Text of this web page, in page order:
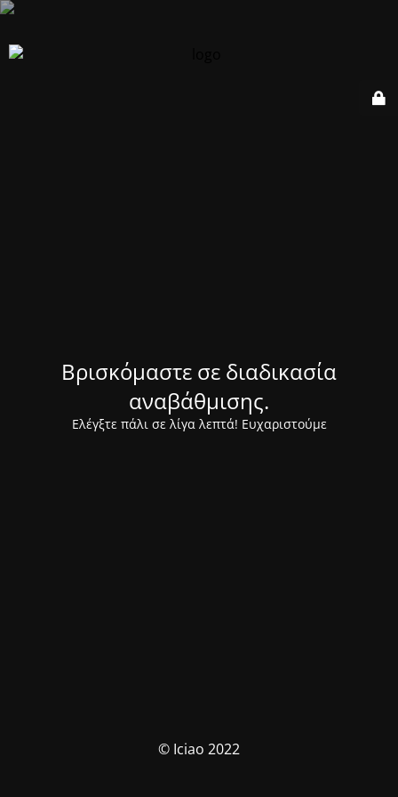
Βρισκόμαστε σε διαδικασία
αναβάθμισης.
Ελέγξτε πάλι σε λίγα λεπτά! Ευχαριστούμε
© Iciao 2022